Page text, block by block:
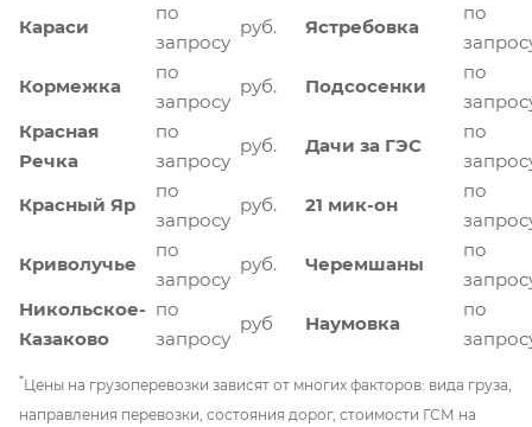
Караси
по
запросу
руб. Ястребовка
по
Кормежка
по
запросу
руб. Подсосенки
по
Красная
Речка
по
запросу
руб. Дачи за ГЭС
по
Красный Яр
по
запросу
руб. 21 мик-он
по
Криволучье
по
запросу
руб. Черемшаны
по
Никольское-
Казаково
по
запросу
руб Наумовка
по
*Цены на грузоперевозки зависят от многих факторов: вида груза,
направления перевозки, состояния дорог, стоимости ГСМ на